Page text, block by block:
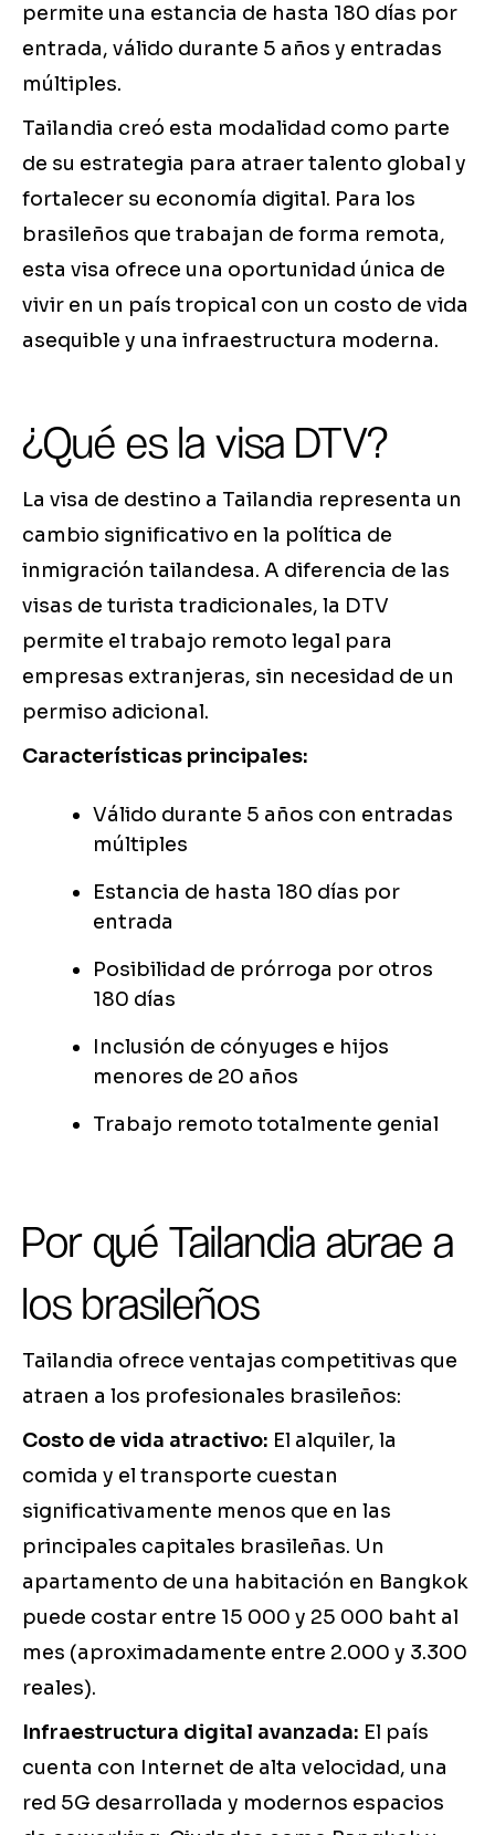
permite una estancia de hasta 180 días por
entrada, válido durante 5 años y entradas
múltiples.
Tailandia creó esta modalidad como parte
de su estrategia para atraer talento global y
fortalecer su economía digital. Para los
brasileños que trabajan de forma remota,
esta visa ofrece una oportunidad única de
vivir en un país tropical con un costo de vida
asequible y una infraestructura moderna.
¿Qué es la visa DTV?
La visa de destino a Tailandia representa un
cambio significativo en la política de
inmigración tailandesa. A diferencia de las
visas de turista tradicionales, la DTV
permite el trabajo remoto legal para
empresas extranjeras, sin necesidad de un
permiso adicional.
Características principales:
Válido durante 5 años con entradas
múltiples
Estancia de hasta 180 días por
entrada
Posibilidad de prórroga por otros
180 días
Inclusión de cónyuges e hijos
menores de 20 años
Trabajo remoto totalmente genial
Por qué Tailandia atrae a
los brasileños
Tailandia ofrece ventajas competitivas que
atraen a los profesionales brasileños:
Costo de vida atractivo: El alquiler, la
comida y el transporte cuestan
significativamente menos que en las
principales capitales brasileñas. Un
apartamento de una habitación en Bangkok
puede costar entre 15 000 y 25 000 baht al
mes (aproximadamente entre 2.000 y 3.300
reales).
Infraestructura digital avanzada: El país
cuenta con Internet de alta velocidad, una
red 5G desarrollada y modernos espacios